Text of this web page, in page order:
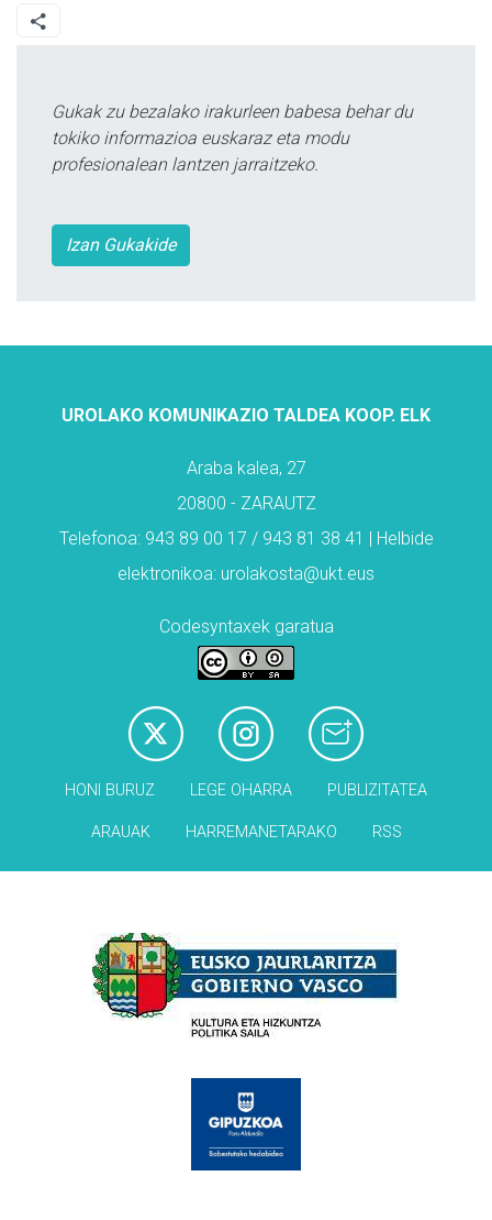
Gukak zu bezalako irakurleen babesa behar du
tokiko informazioa euskaraz eta modu
profesionalean lantzen jarraitzeko.
Izan Gukakide
UROLAKO KOMUNIKAZIO TALDEA KOOP. ELK
Araba kalea, 27
20800 - ZARAUTZ
Telefonoa: 943 89 00 17 / 943 81 38 41 | Helbide
elektronikoa: urolakosta@ukt.eus
Codesyntaxek garatua
HONI BURUZ LEGE OHARRA PUBLIZITATEA
ARAUAK HARREMANETARAKO RSS